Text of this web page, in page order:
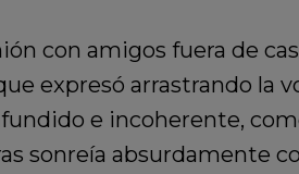
con amigos fuera de
expresó arrastrando la
e incoherente,
sonreía absurdamente